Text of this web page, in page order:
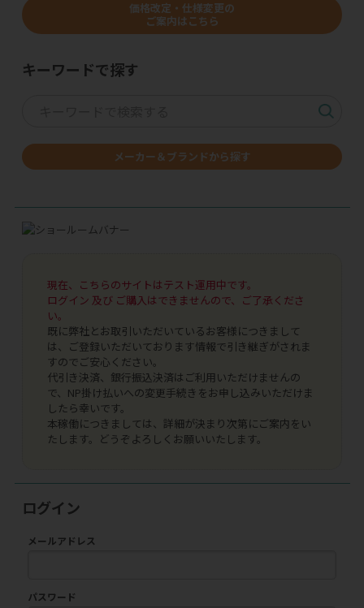
価格改定・仕様変更の
ご案内はこちら
キーワードで探す
メーカー＆ブランドから探す
現在、こちらのサイトはテスト運用中です。
ログイン 及び ご購入はできませんので、ご了承くださ
い。
既に弊社とお取引いただいているお客様につきまして
は、ご登録いただいております情報で引き継ぎがされま
すのでご安心ください。
代引き決済、銀行振込決済はご利用いただけませんの
で、NP掛け払いへの変更手続きをお申し込みいただけま
したら幸いです。
本稼働につきましては、詳細が決まり次第にご案内をい
たします。どうぞよろしくお願いいたします。
ログイン
メールアドレス
パスワード